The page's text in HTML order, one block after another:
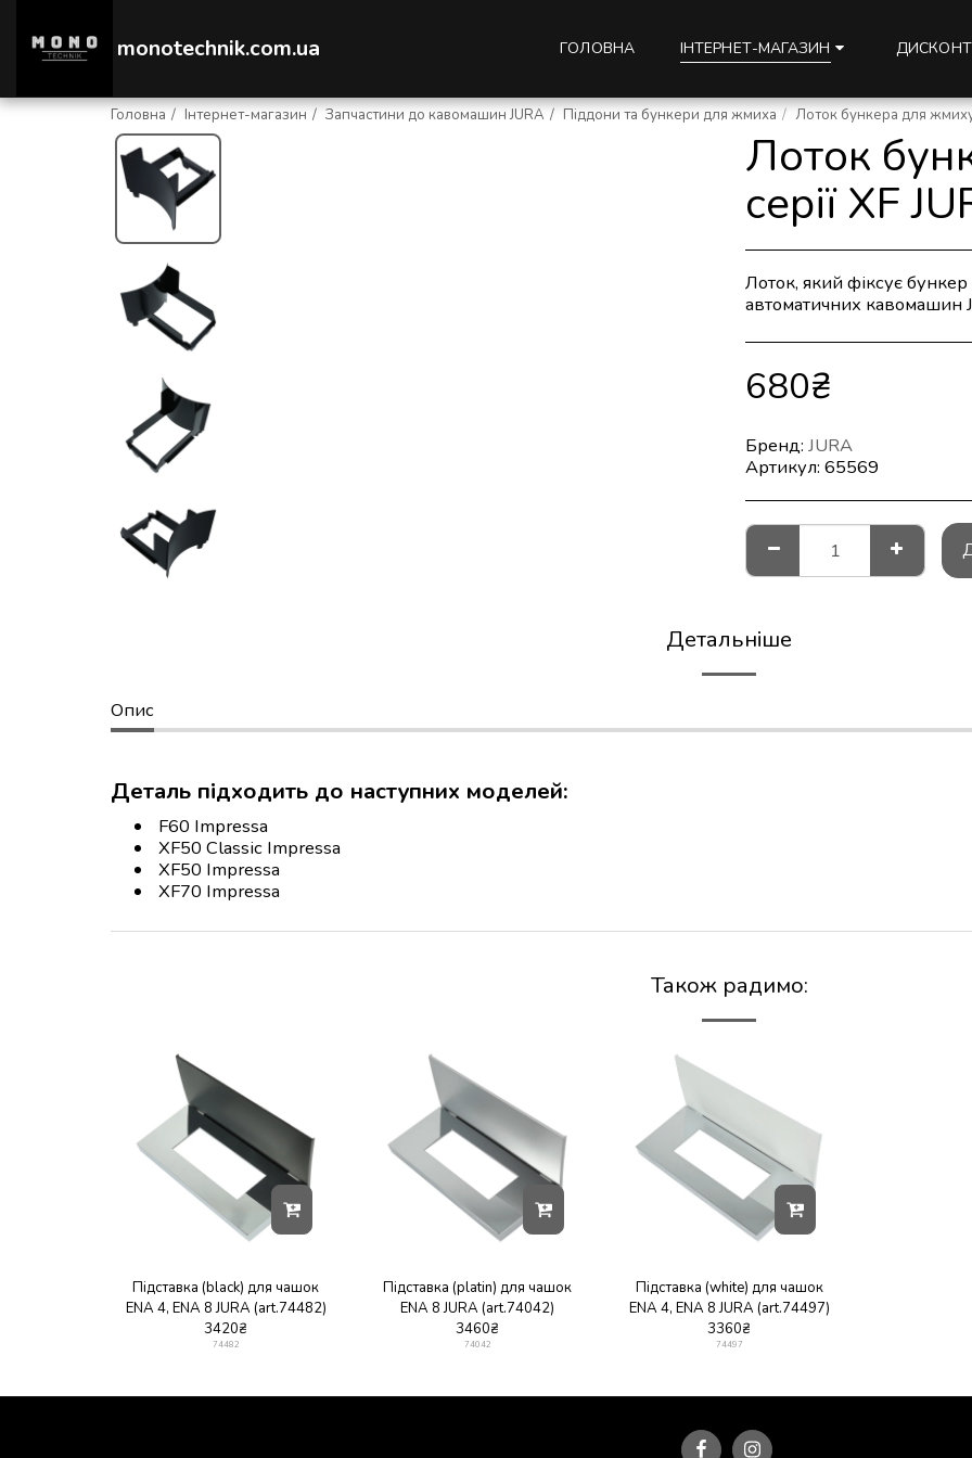
monotechnik.com.ua ГОЛОВНА ІНТЕРНЕТ-МАГАЗИН
Головна Інтернет-магазин Запчастини до кавомашин JURA Піддони та бункери для жмиха Лоток бункера для жмиху
Лоток
серії XF
Лоток, який фіксує
автоматичних кавомашин
680₴
Бренд: JURA
Артикул: 65569
Детальніше
Опис
Деталь підходить до наступних моделей:
F60 Impressa
XF50 Classic Impressa
XF50 Impressa
XF70 Impressa
Також радимо:
Підставка (black) для чашок
ENA 4, ENA 8 JURA (art.74482)
3420₴
74482
Підставка (platin) для чашок
ENA 8 JURA (art.74042)
3460₴
74042
Підставка (white) для чашок
ENA 4, ENA 8 JURA (art.74497)
3360₴
74497